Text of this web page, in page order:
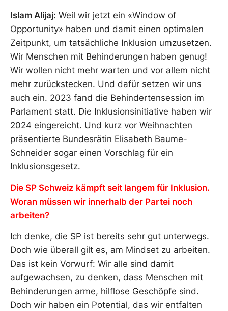
Islam Alijaj: Weil wir jetzt ein «Window of
Opportunity» haben und damit einen optimalen
Zeitpunkt, um tatsächliche Inklusion umzusetzen.
Wir Menschen mit Behinderungen haben genug!
Wir wollen nicht mehr warten und vor allem nicht
mehr zurückstecken. Und dafür setzen wir uns
auch ein. 2023 fand die Behindertensession im
Parlament statt. Die Inklusionsinitiative haben wir
2024 eingereicht. Und kurz vor Weihnachten
präsentierte Bundesrätin Elisabeth Baume-
Schneider sogar einen Vorschlag für ein
Inklusionsgesetz.
Die SP Schweiz kämpft seit langem für Inklusion.
Woran müssen wir innerhalb der Partei noch
arbeiten?
Ich denke, die SP ist bereits sehr gut unterwegs.
Doch wie überall gilt es, am Mindset zu arbeiten.
Das ist kein Vorwurf: Wir alle sind damit
aufgewachsen, zu denken, dass Menschen mit
Behinderungen arme, hilflose Geschöpfe sind.
Doch wir haben ein Potential, das wir entfalten